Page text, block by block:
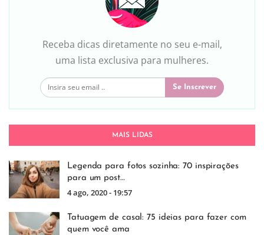
Receba dicas diretamente no seu e-mail,
uma lista exclusiva para mulheres.
Se Inscrever
MAIS LIDAS
Legenda para fotos sozinha: 70 inspirações
para um post…
4 ago, 2020 - 19:57
Tatuagem de casal: 75 ideias para fazer com
quem você ama